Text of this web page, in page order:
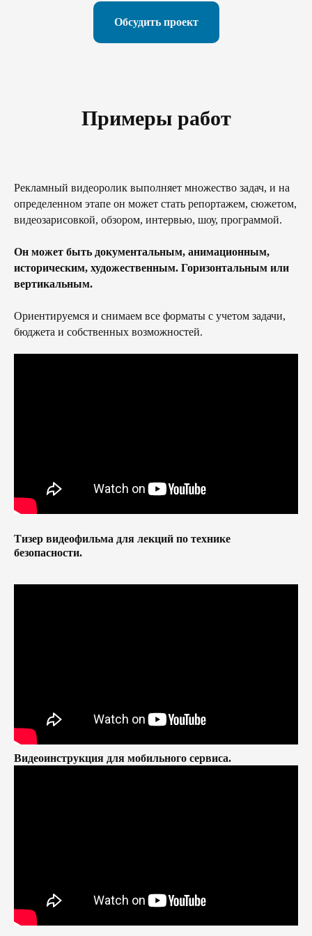
Обсудить проект
Примеры работ
Рекламный видеоролик выполняет множество задач, и на
определенном этапе он может стать репортажем, сюжетом,
видеозарисовкой, обзором, интервью, шоу, программой.
Он может быть документальным, анимационным,
историческим, художественным. Горизонтальным или
вертикальным.
Ориентируемся и снимаем все форматы с учетом задачи,
бюджета и собственных возможностей.
Тизер видеофильма для лекций по технике
безопасности.
Видеоинструкция для мобильного сервиса.